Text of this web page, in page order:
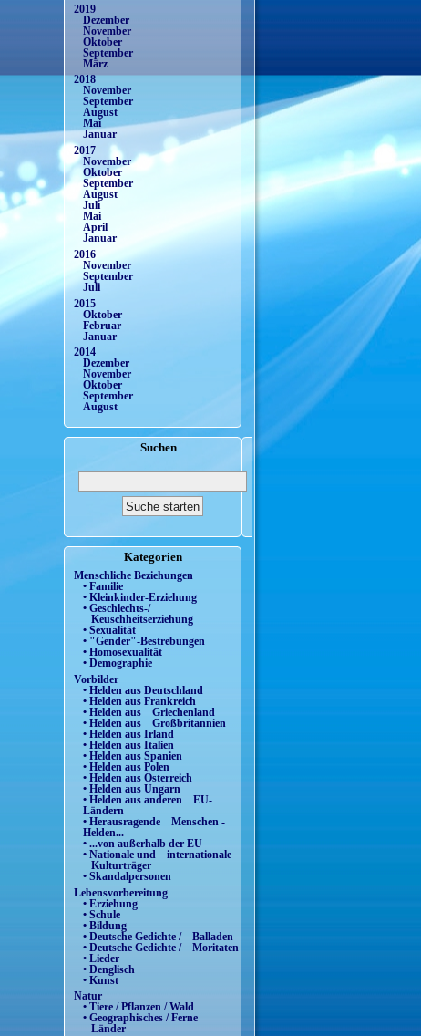
2019
Dezember
November
Oktober
September
März
2018
November
September
August
Mai
Januar
2017
November
Oktober
September
August
Juli
Mai
April
Januar
2016
November
September
Juli
2015
Oktober
Februar
Januar
2014
Dezember
November
Oktober
September
August
Suchen
Kategorien
Menschliche Beziehungen
• Familie
• Kleinkinder-Erziehung
• Geschlechts-/
Keuschheitserziehung
• Sexualität
• "Gender"-Bestrebungen
• Homosexualität
• Demographie
Vorbilder
• Helden aus Deutschland
• Helden aus Frankreich
• Helden aus Griechenland
• Helden aus Großbritannien
• Helden aus Irland
• Helden aus Italien
• Helden aus Spanien
• Helden aus Polen
• Helden aus Österreich
• Helden aus Ungarn
• Helden aus anderen EU-
Ländern
• Herausragende Menschen -
Helden...
• ...von außerhalb der EU
• Nationale und internationale
Kulturträger
• Skandalpersonen
Lebensvorbereitung
• Erziehung
• Schule
• Bildung
• Deutsche Gedichte / Balladen
• Deutsche Gedichte / Moritaten
• Lieder
• Denglisch
• Kunst
Natur
• Tiere / Pflanzen / Wald
• Geographisches / Ferne
Länder